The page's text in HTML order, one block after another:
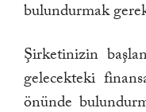
bulundurmak
Şirketinizin
gelecekteki
önünde